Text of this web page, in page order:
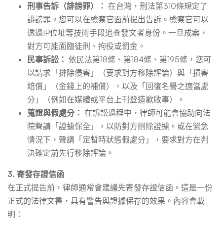
刑事告訴（誹謗罪）： 在台灣，刑法第310條規定了
誹謗罪。您可以在檢察官面前提出告訴。檢察官可以
透過IP位址等技術手段追查發文者身份。一旦成案，
對方可能面臨徒刑、拘役或罰金。
民事訴訟： 依民法第18條、第184條、第195條，您可
以請求「排除侵害」（要求對方移除評論）與「損害
賠償」（金錢上的補償），以及「回復名譽之適當處
分」（例如在媒體或平台上刊登道歉啟事）。
蒐證與假處分： 在訴訟過程中，律師可能會協助向法
院聲請「證據保全」，以防對方刪除證據。或在緊急
情況下，聲請「定暫時狀態假處分」，要求對方在判
決確定前先行移除評論。
3. 寄發存證信函
在正式提告前，律師通常會建議先寄發存證信函。這是一份
正式的法律文書，具有警告與證據保存的效果。內容會載
明：